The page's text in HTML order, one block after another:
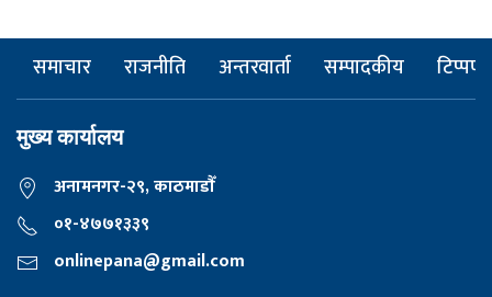
समाचार राजनीति अन्तरवार्ता सम्पादकीय टिप्पणी
मुख्य कार्यालय
अनामनगर-२९, काठमाडाैँ
०१-४७७१३३९
onlinepana@gmail.com